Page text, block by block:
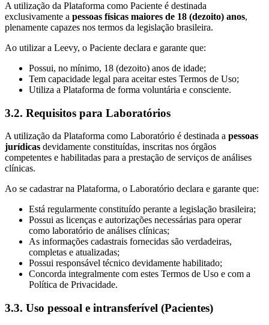
A utilização da Plataforma como Paciente é destinada
exclusivamente a pessoas físicas maiores de 18 (dezoito) anos,
plenamente capazes nos termos da legislação brasileira.
Ao utilizar a Leevy, o Paciente declara e garante que:
Possui, no mínimo, 18 (dezoito) anos de idade;
Tem capacidade legal para aceitar estes Termos de Uso;
Utiliza a Plataforma de forma voluntária e consciente.
3.2. Requisitos para Laboratórios
A utilização da Plataforma como Laboratório é destinada a pessoas
jurídicas devidamente constituídas, inscritas nos órgãos
competentes e habilitadas para a prestação de serviços de análises
clínicas.
Ao se cadastrar na Plataforma, o Laboratório declara e garante que:
Está regularmente constituído perante a legislação brasileira;
Possui as licenças e autorizações necessárias para operar
como laboratório de análises clínicas;
As informações cadastrais fornecidas são verdadeiras,
completas e atualizadas;
Possui responsável técnico devidamente habilitado;
Concorda integralmente com estes Termos de Uso e com a
Política de Privacidade.
3.3. Uso pessoal e intransferível (Pacientes)